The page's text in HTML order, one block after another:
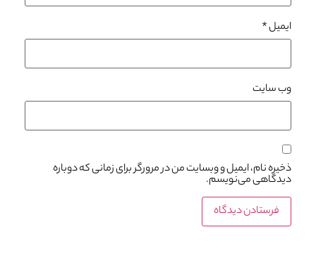
ایمیل*
وب‌ سایت
ذخیره نام، ایمیل و وبسایت من در مرورگر برای زمانی که دوباره
دیدگاهی می‌نویسم.